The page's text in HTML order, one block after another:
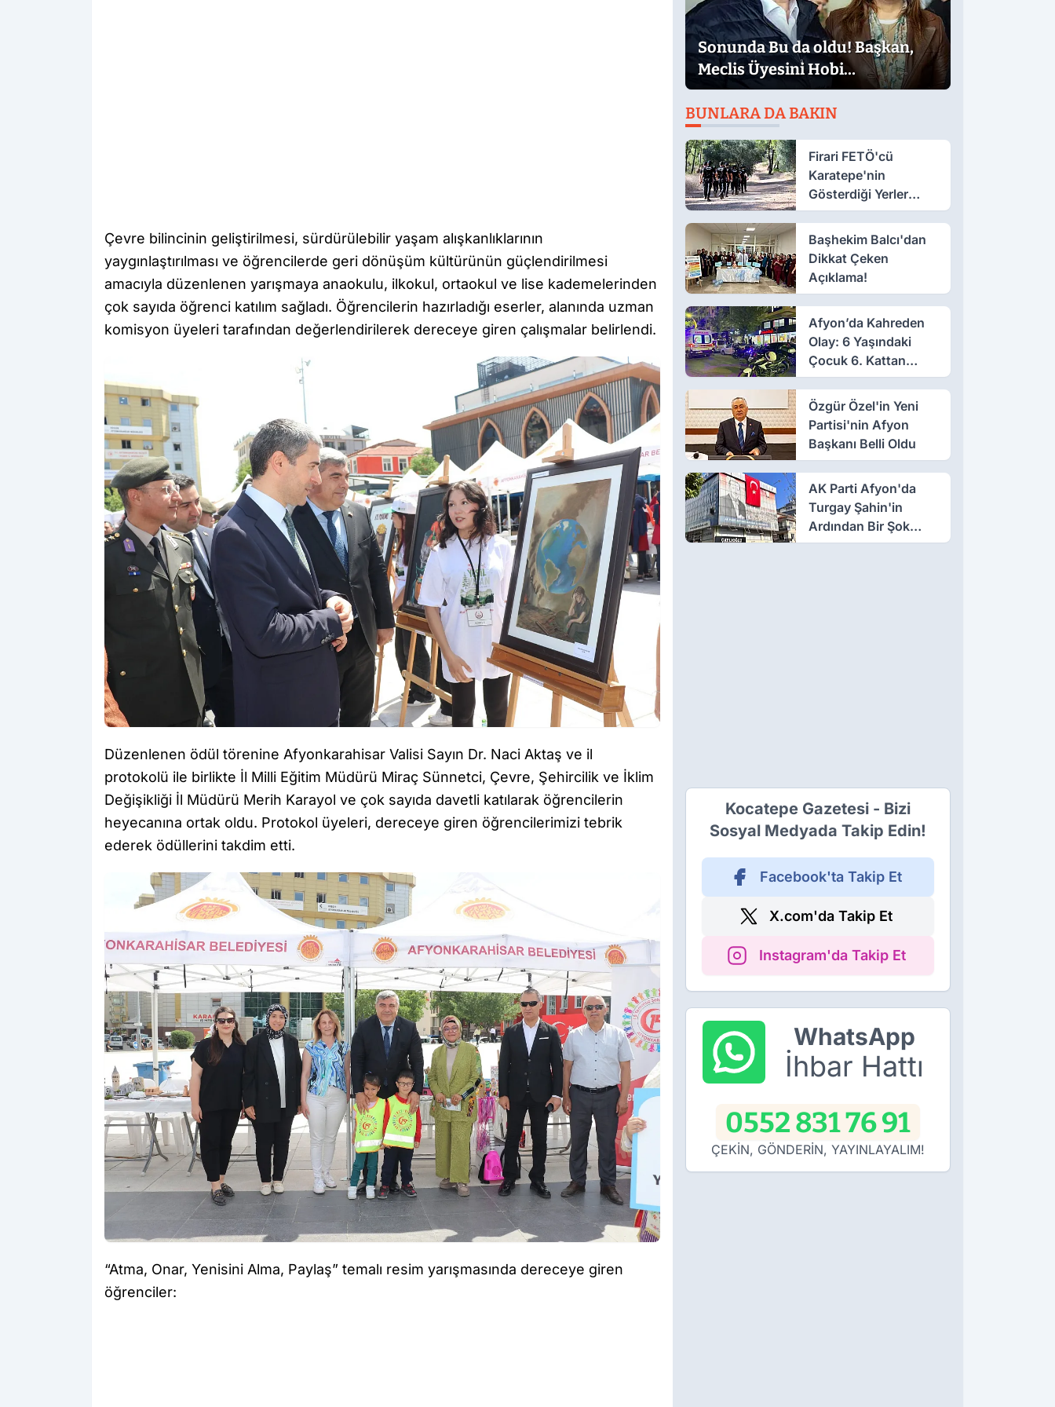
Çevre bilincinin geliştirilmesi, sürdürülebilir yaşam alışkanlıklarının
yaygınlaştırılması ve öğrencilerde geri dönüşüm kültürünün güçlendirilmesi
amacıyla düzenlenen yarışmaya anaokulu, ilkokul, ortaokul ve lise kademelerinden
çok sayıda öğrenci katılım sağladı. Öğrencilerin hazırladığı eserler, alanında uzman
komisyon üyeleri tarafından değerlendirilerek dereceye giren çalışmalar belirlendi.
Düzenlenen ödül törenine Afyonkarahisar Valisi Sayın Dr. Naci Aktaş ve il
protokolü ile birlikte İl Milli Eğitim Müdürü Miraç Sünnetci, Çevre, Şehircilik ve İklim
Değişikliği İl Müdürü Merih Karayol ve çok sayıda davetli katılarak öğrencilerin
heyecanına ortak oldu. Protokol üyeleri, dereceye giren öğrencilerimizi tebrik
ederek ödüllerini takdim etti.
“Atma, Onar, Yenisini Alma, Paylaş” temalı resim yarışmasında dereceye giren
öğrenciler:
Sonunda Bu da oldu! Başkan,
Meclis Üyesini Hobi
Bahçesinden Attırdı
BUNLARA DA BAKIN
Firari FETÖ'cü
Karatepe'nin
Gösterdiği Yerler
Didik Didik Aranıyor
Başhekim Balcı'dan
Dikkat Çeken
Açıklama!
Afyon’da Kahreden
Olay: 6 Yaşındaki
Çocuk 6. Kattan
Düştü
Özgür Özel'in Yeni
Partisi'nin Afyon
Başkanı Belli Oldu
AK Parti Afyon'da
Turgay Şahin'in
Ardından Bir Şok
Daha!
Kocatepe Gazetesi - Bizi
Sosyal Medyada Takip Edin!
Facebook'ta Takip Et
X.com'da Takip Et
Instagram'da Takip Et
WhatsApp
İhbar Hattı
0552 831 76 91
ÇEKİN, GÖNDERİN, YAYINLAYALIM!